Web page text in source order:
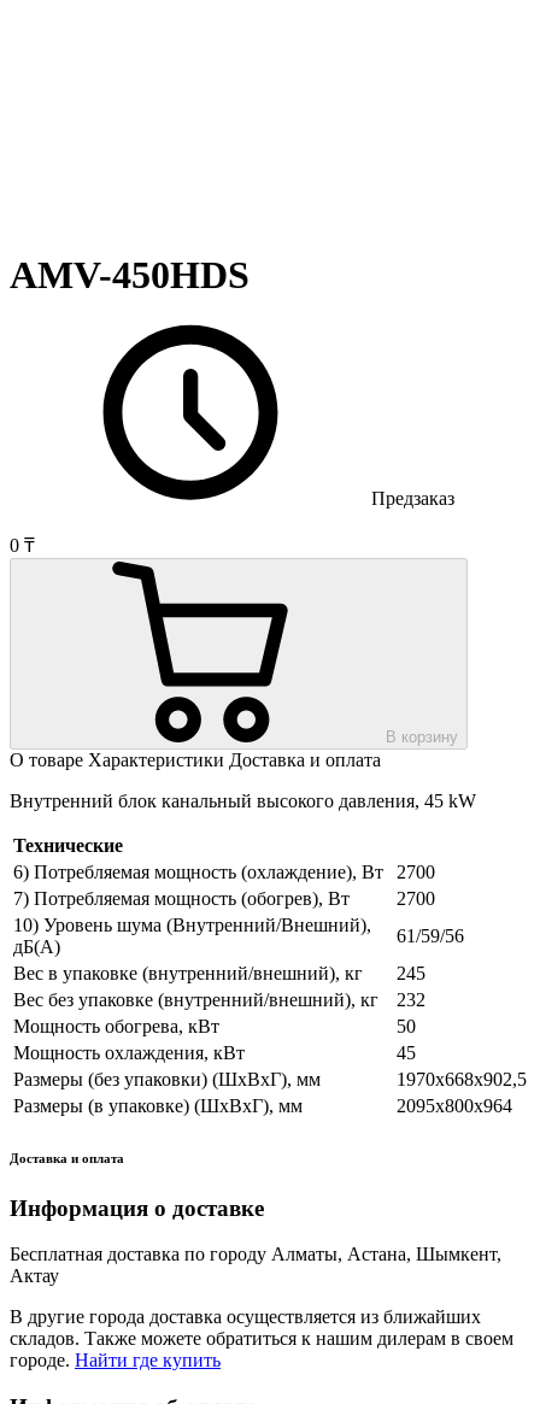
AMV-450HDS
Предзаказ
0 ₸
В корзину
О товаре Характеристики Доставка и оплата
Внутренний блок канальный высокого давления, 45 kW
Технические
6) Потребляемая мощность (охлаждение), Вт
2700
7) Потребляемая мощность (обогрев), Вт
2700
10) Уровень шума (Внутренний/Внешний),
дБ(А)
61/59/56
Вес в упаковке (внутренний/внешний), кг
245
Вес без упаковке (внутренний/внешний), кг
232
Мощность обогрева, кВт
50
Мощность охлаждения, кВт
45
Размеры (без упаковки) (ШхВхГ), мм
1970х668х902,5
Размеры (в упаковке) (ШхВхГ), мм
2095х800х964
Доставка и оплата
Информация о доставке
Бесплатная доставка по городу Алматы, Астана, Шымкент,
Актау
В другие города доставка осуществляется из ближайших
складов. Также можете обратиться к нашим дилерам в своем
городе. Найти где купить